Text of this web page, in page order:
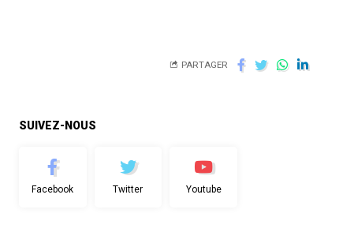
PARTAGER
SUIVEZ-NOUS
Facebook Twitter Youtube